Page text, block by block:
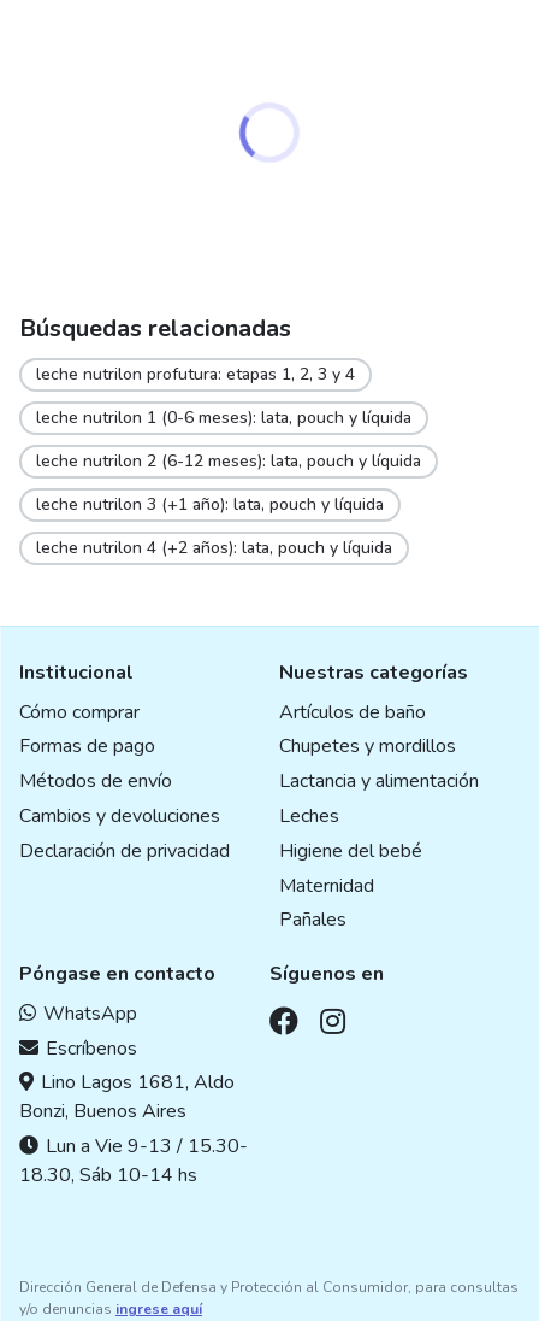
Búsquedas relacionadas
leche nutrilon profutura: etapas 1, 2, 3 y 4
leche nutrilon 1 (0-6 meses): lata, pouch y líquida
leche nutrilon 2 (6-12 meses): lata, pouch y líquida
leche nutrilon 3 (+1 año): lata, pouch y líquida
leche nutrilon 4 (+2 años): lata, pouch y líquida
Institucional
Cómo comprar
Formas de pago
Métodos de envío
Cambios y devoluciones
Declaración de privacidad
Nuestras categorías
Artículos de baño
Chupetes y mordillos
Lactancia y alimentación
Leches
Higiene del bebé
Maternidad
Pañales
Póngase en contacto
WhatsApp
Escríbenos
Lino Lagos 1681, Aldo
Bonzi, Buenos Aires
Lun a Vie 9-13 / 15.30-
18.30, Sáb 10-14 hs
Síguenos en
Dirección General de Defensa y Protección al Consumidor, para consultas
y/o denuncias ingrese aquí